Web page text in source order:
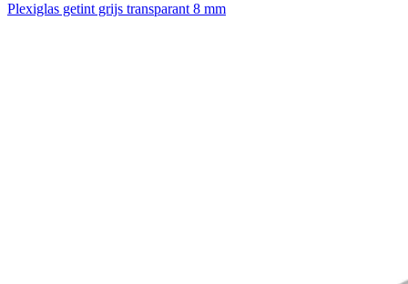
Plexiglas getint grijs transparant 8 mm